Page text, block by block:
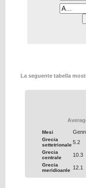
La seguente tabella
Mesi Genn.
Grecia
settetrionale 5.2
Grecia
centrale
10.3
Grecia
meridioanle 12.1